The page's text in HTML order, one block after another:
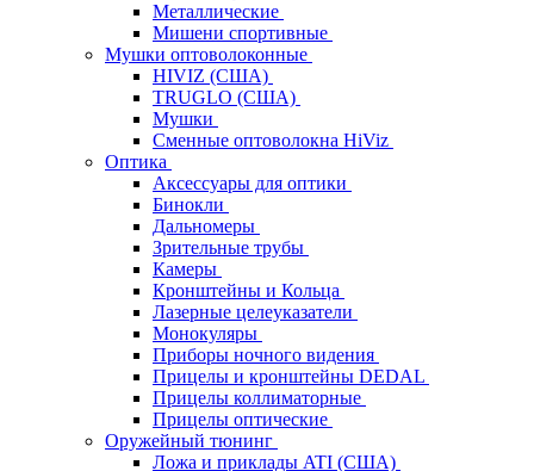
Металлические
Мишени спортивные
Мушки оптоволоконные
HIVIZ (США)
TRUGLO (США)
Мушки
Сменные оптоволокна HiViz
Оптика
Аксессуары для оптики
Бинокли
Дальномеры
Зрительные трубы
Камеры
Кронштейны и Кольца
Лазерные целеуказатели
Монокуляры
Приборы ночного видения
Прицелы и кронштейны DEDAL
Прицелы коллиматорные
Прицелы оптические
Оружейный тюнинг
Ложа и приклады ATI (США)